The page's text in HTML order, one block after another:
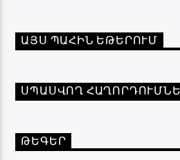
ԱՅՍ ՊԱՀԻՆ ԵԹԵՐՈՒՄ
ՍՊԱՍՎՈՂ
ԹԵԳԵՐ